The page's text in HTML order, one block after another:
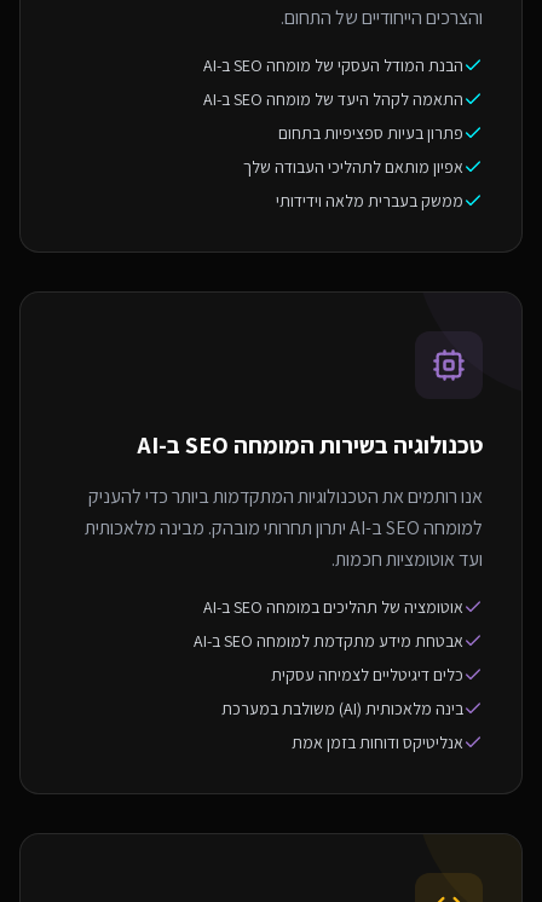
והצרכים הייחודיים של התחום.
הבנת המודל העסקי של מומחה SEO ב-AI
התאמה לקהל היעד של מומחה SEO ב-AI
פתרון בעיות ספציפיות בתחום
אפיון מותאם לתהליכי העבודה שלך
ממשק בעברית מלאה וידידותי
טכנולוגיה בשירות המומחה SEO ב-AI
אנו רותמים את הטכנולוגיות המתקדמות ביותר כדי להעניק
למומחה SEO ב-AI יתרון תחרותי מובהק. מבינה מלאכותית
ועד אוטומציות חכמות.
אוטומציה של תהליכים במומחה SEO ב-AI
אבטחת מידע מתקדמת למומחה SEO ב-AI
כלים דיגיטליים לצמיחה עסקית
בינה מלאכותית (AI) משולבת במערכת
אנליטיקס ודוחות בזמן אמת